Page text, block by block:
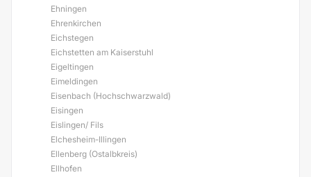
Ehningen
Ehrenkirchen
Eichstegen
Eichstetten am Kaiserstuhl
Eigeltingen
Eimeldingen
Eisenbach (Hochschwarzwald)
Eisingen
Eislingen/ Fils
Elchesheim-Illingen
Ellenberg (Ostalbkreis)
Ellhofen